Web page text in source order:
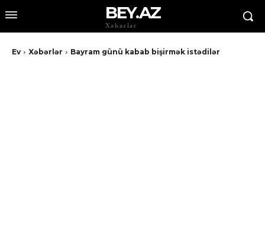
BEY.AZ
Xəbərlər
Ev Xəbərlər Bayram günü kabab bişirmək istədilər